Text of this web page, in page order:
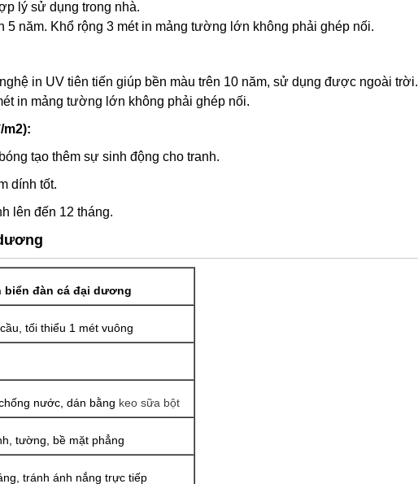
lý sử dụng trong nhà.
năm. Khổ rộng 3 mét in mảng tường lớn không phải ghép nối.
in UV tiên tiến giúp bền màu trên 10 năm, sử dụng được ngoài trời.
in mảng tường lớn không phải ghép nối.
m2):
tạo thêm sự sinh động cho tranh.
dính tốt.
lên đến 12 tháng.
biển đàn cá đại dương
tối thiểu 1 mét vuông
nước, dán bằng keo sữa bột
tường, bề mặt phẳng
tránh ánh nắng trực tiếp